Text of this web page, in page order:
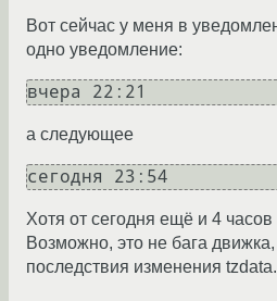
Вот сейчас у меня в
одно уведомление:
вчера 22:21
а следующее
сегодня 23:54
Хотя от сегодня ещё и 4
Возможно, это не бага
последствия изменения tzdata.